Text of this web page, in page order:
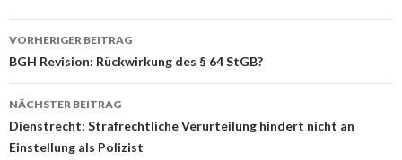
Beitrags-
Navigation
VORHERIGER BEITRAG
BGH Revision: Rückwirkung des § 64 StGB?
NÄCHSTER BEITRAG
Dienstrecht: Strafrechtliche Verurteilung hindert nicht an
Einstellung als Polizist